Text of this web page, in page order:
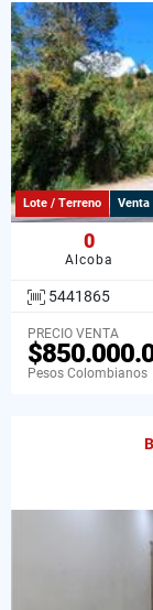
Lote / Terreno Venta
0
Alcoba
5441865
PRECIO VENTA
Pesos Colombianos